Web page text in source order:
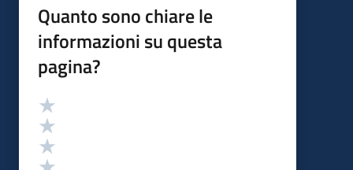
Quanto sono chiare le
informazioni su questa
pagina?
Valutazione